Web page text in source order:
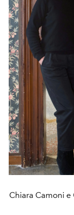
Chiara Camoni